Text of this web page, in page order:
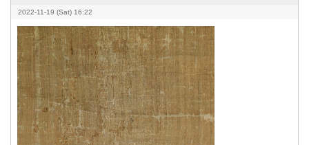
2022-11-19 (Sat) 16:22